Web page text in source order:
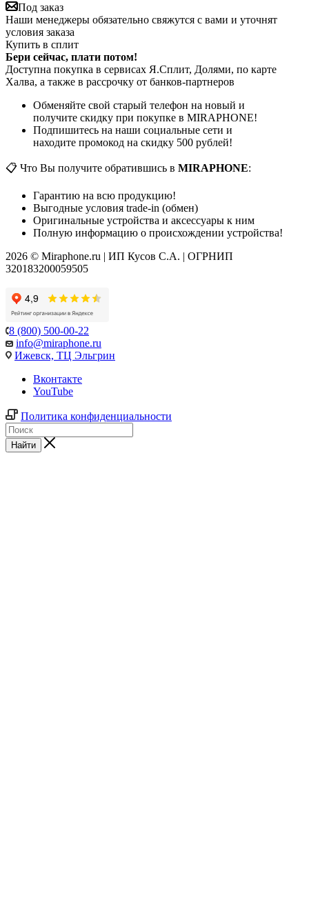
Под заказ
Наши менеджеры обязательно свяжутся с вами и уточнят
условия заказа
Купить в сплит
Бери сейчас, плати потом!
Доступна покупка в сервисах Я.Сплит, Долями, по карте
Халва, а также в рассрочку от банков-партнеров
Обменяйте свой старый телефон на новый и
получите скидку при покупке в MIRAPHONE!
Подпишитесь на наши социальные сети и
находите промокод на скидку 500 рублей!
📋 Что Вы получите обратившись в MIRAPHONE:
Гарантию на всю продукцию!
Выгодные условия trade-in (обмен)
Оригинальные устройства и аксессуары к ним
Полную информацию о происхождении устройства!
2026 © Miraphone.ru | ИП Кусов С.А. | ОГРНИП
320183200059505
8 (800) 500-00-22
info@miraphone.ru
Ижевск, ТЦ Эльгрин
Вконтакте
YouTube
Политика конфиденциальности
Найти